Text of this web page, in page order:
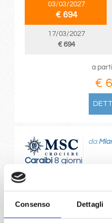
Consenso Dettagli
03/03/2027
€ 694
17/03/2027
€ 694
a
€
Caraibi8 giorni
da
Miami, Puerto Plata, San
Reserve, Miami